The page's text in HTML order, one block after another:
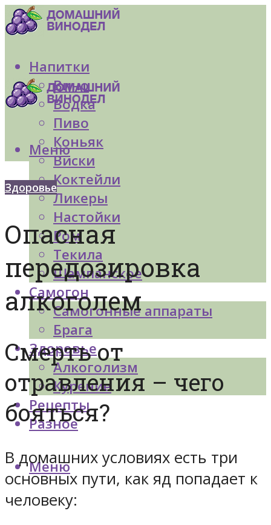
Напитки
Вино
Водка
Пиво
Коньяк
Виски
Коктейли
Ликеры
Настойки
Ром
Текила
Шампанское
Самогон
Самогонные аппараты
Брага
Здоровье
Алкоголизм
Курение
Рецепты
Разное
Меню
Меню
Здоровье
Опасная
передозировка
алкоголем
Смерть от
отравления – чего
бояться?
В домашних условиях есть три
основных пути, как яд попадает к
человеку: